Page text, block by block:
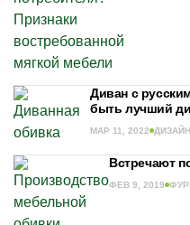
Диван с
быть лучший
МАР 11, 2022
Встречают
ФЕВ 9, 2019